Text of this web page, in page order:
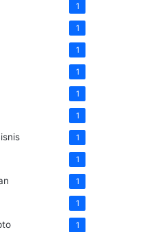
1
1
1
1
1
1
1
1
1
1
1